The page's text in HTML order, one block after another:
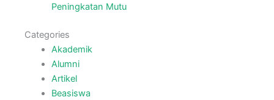
Peningkatan Mutu
Categories
Akademik
Alumni
Artikel
Beasiswa